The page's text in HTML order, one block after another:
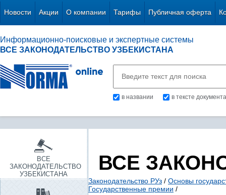
Новости Акции О компании Тарифы Публичная оферта
Информационно-поисковые и экспертные системы
ВСЕ ЗАКОНОДАТЕЛЬСТВО УЗБЕКИСТАНА
в названии в тексте документа
ВСЕ
ЗАКОНОДАТЕЛЬСТВО
УЗБЕКИСТАНА
ВСЕ
Законодательство РУз / Основы
Государственные премии /